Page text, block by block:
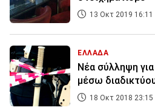
13 Οκτ 2019 16:11
ΕΛΛΑΔΑ
Νέα σύλληψη
μέσω
18 Οκτ 2018 23:15